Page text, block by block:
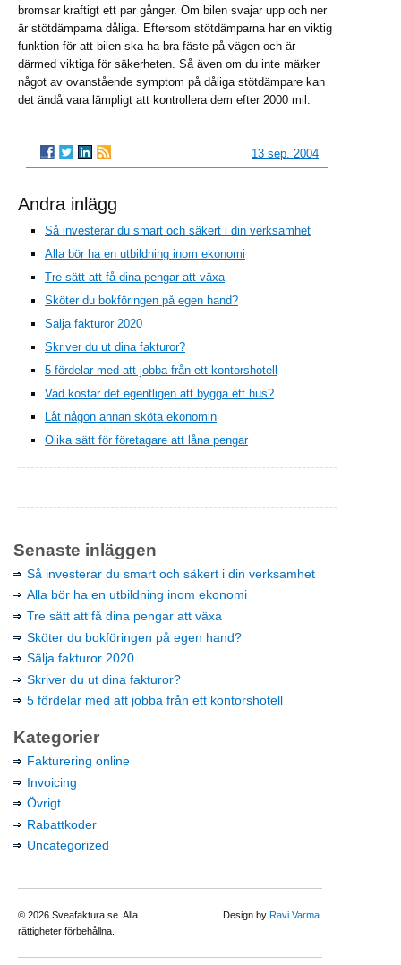
bromsar kraftigt ett par gånger. Om bilen svajar upp och ner
är stötdämparna dåliga. Eftersom stötdämparna har en viktig
funktion för att bilen ska ha bra fäste på vägen och är
därmed viktiga för säkerheten. Så även om du inte märker
något av ovanstående symptom på dåliga stötdämpare kan
det ändå vara lämpligt att kontrollera dem efter 2000 mil.
13 sep. 2004
Andra inlägg
Så investerar du smart och säkert i din verksamhet
Alla bör ha en utbildning inom ekonomi
Tre sätt att få dina pengar att växa
Sköter du bokföringen på egen hand?
Sälja fakturor 2020
Skriver du ut dina fakturor?
5 fördelar med att jobba från ett kontorshotell
Vad kostar det egentligen att bygga ett hus?
Låt någon annan sköta ekonomin
Olika sätt för företagare att låna pengar
Senaste inläggen
Så investerar du smart och säkert i din verksamhet
Alla bör ha en utbildning inom ekonomi
Tre sätt att få dina pengar att växa
Sköter du bokföringen på egen hand?
Sälja fakturor 2020
Skriver du ut dina fakturor?
5 fördelar med att jobba från ett kontorshotell
Kategorier
Fakturering online
Invoicing
Övrigt
Rabattkoder
Uncategorized
© 2026 Sveafaktura.se. Alla
rättigheter förbehållna.
Design by Ravi Varma